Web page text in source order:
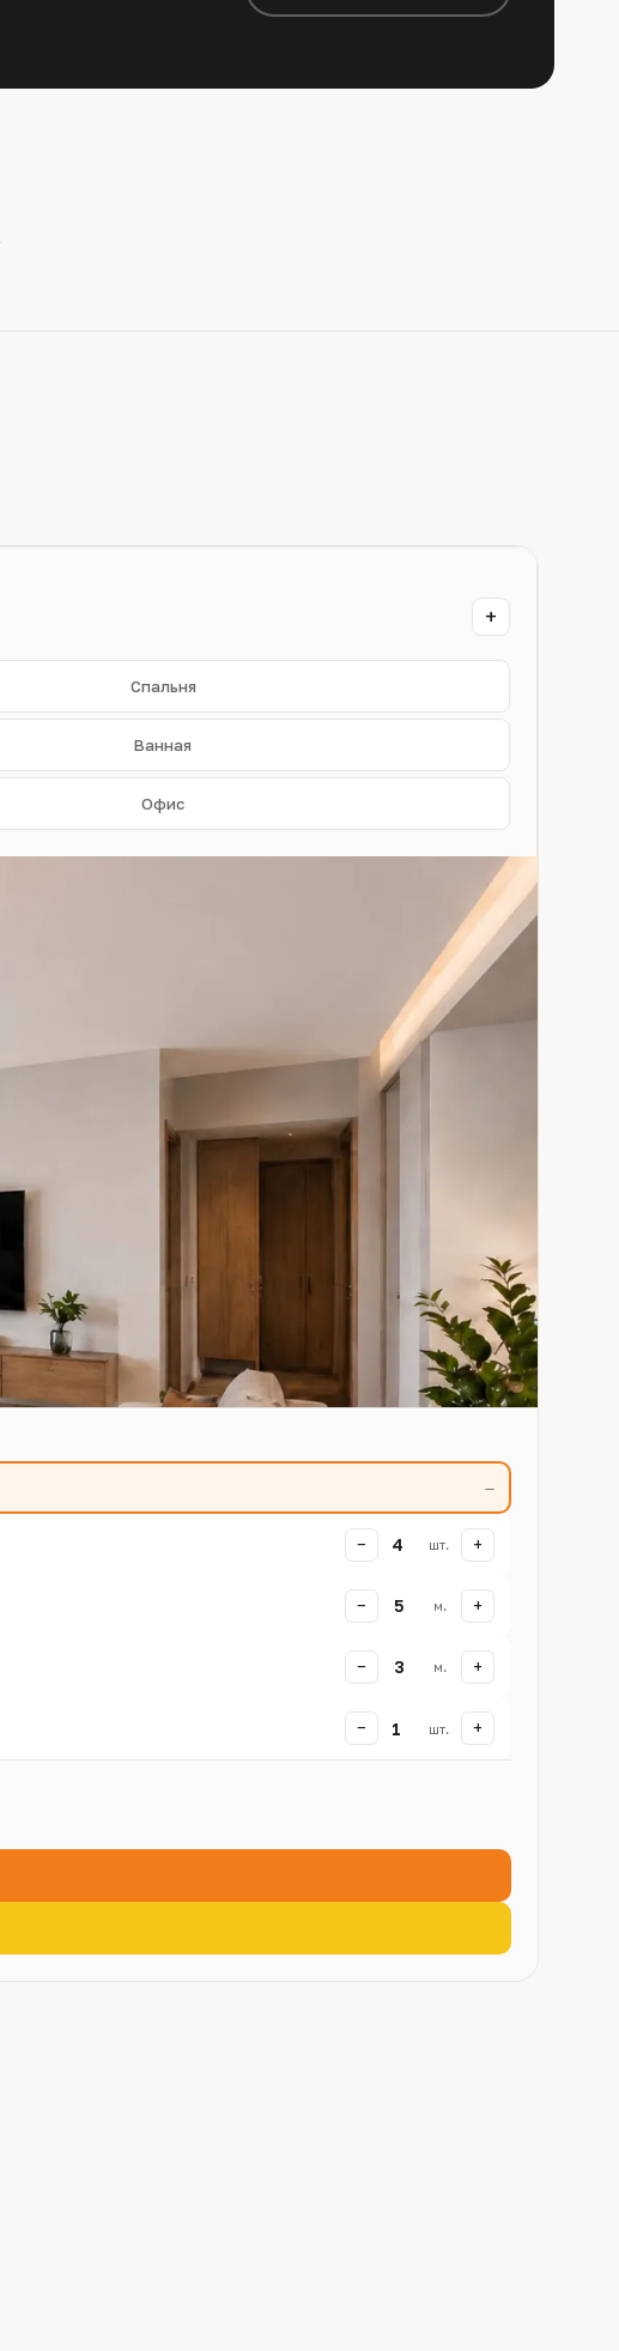
+
Спальня
Ванная
Офис
—
− 4 шт. +
− 5 м. +
− 3 м. +
− 1 шт. +